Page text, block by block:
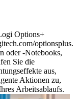
Options+
optionsplus.
oder -Notebooks,
Sie die
aus,
Aktionen zu,
Arbeitsablaufs.